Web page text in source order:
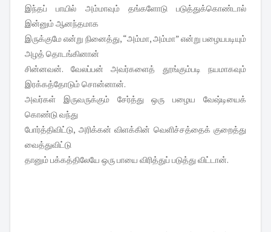
இந்தப் பாயில் அம்மாவும் தங்களோடு படுத்துக்கொண்டால்
இன்னும் ஆனந்தமாக
இருக்குமே என்று நினைத்து, “அம்மா, அம்மா” என்று பழையபடியும்
அழத் தொடங்கினான்
சின்னவன். வேலப்பன் அவர்களைத் தூங்கும்படி நயமாகவும்
இரக்கத்தோடும் சொன்னான்.
அவர்கள் இருவருக்கும் சேர்த்து ஒரு பழைய வேஷ்டியைக்
கொண்டு வந்து
போர்த்திவிட்டு, அரிக்கன் விளக்கின் வெளிச்சத்தைக் குறைத்து
வைத்துவிட்டு
தானும் பக்கத்திலேயே ஒரு பாயை விரித்துப் படுத்து விட்டான்.